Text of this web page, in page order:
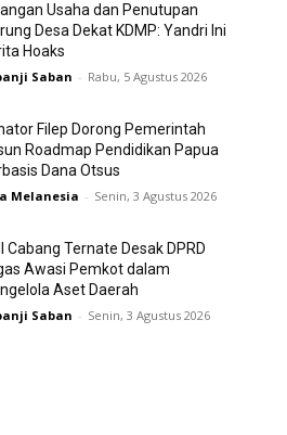
Usaha dan Penutupan
Desa Dekat KDMP: Yandri Ini
Hoaks
Saban - Rabu, 5 Agustus 2026
Filep Dorong Pemerintah
Roadmap Pendidikan Papua
Dana Otsus
Melanesia - Senin, 3 Agustus 2026
Cabang Ternate Desak DPRD
Awasi Pemkot dalam
Aset Daerah
Saban - Senin, 3 Agustus 2026